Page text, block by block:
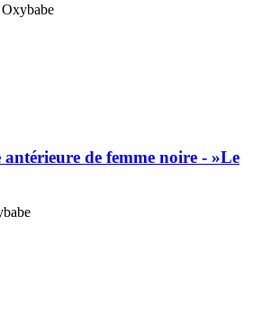
de femme noire - »Le